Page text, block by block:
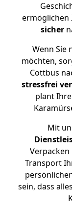
ermöglichen
sicher
Wenn Sie
möchten,
Cottbus
stressfrei
plant
Mit
Transport
sein, dass alles